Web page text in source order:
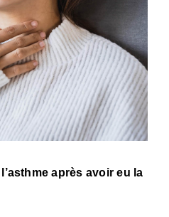
après avoir eu la